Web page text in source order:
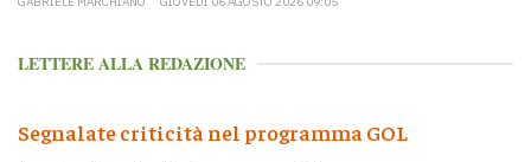
LETTERE ALLA REDAZIONE
Segnalate criticità nel programma GOL